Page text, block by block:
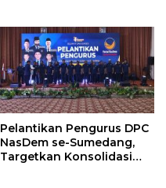
Pelantikan Pengurus DPC
NasDem se-Sumedang,
Targetkan Konsolidasi